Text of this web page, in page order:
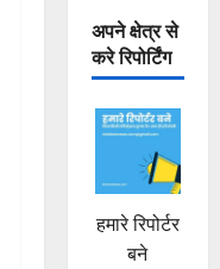
अपने क्षेत्र से
करे रिपोर्टिंग
हमारे रिपोर्टर
बने